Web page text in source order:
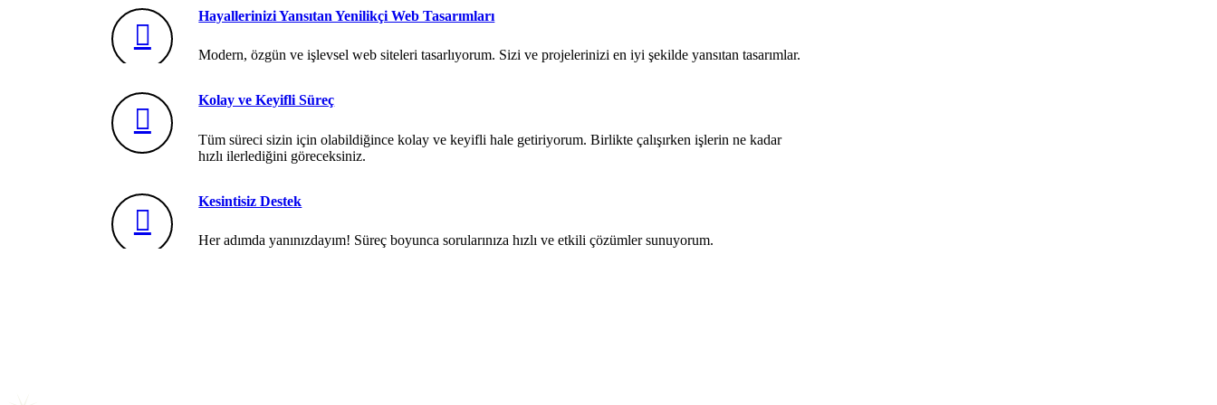
Hayallerinizi Yansıtan Yenilikçi Web Tasarımları
Modern, özgün ve işlevsel web siteleri tasarlıyorum. Sizi ve projelerinizi en iyi şekilde yansıtan tasarımlar.
Kolay ve Keyifli Süreç
Tüm süreci sizin için olabildiğince kolay ve keyifli hale getiriyorum. Birlikte çalışırken işlerin ne kadar
hızlı ilerlediğini göreceksiniz.
Kesintisiz Destek
Her adımda yanınızdayım! Süreç boyunca sorularınıza hızlı ve etkili çözümler sunuyorum.